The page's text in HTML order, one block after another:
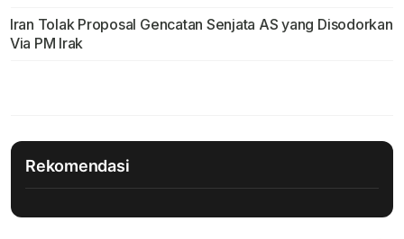
Iran Tolak Proposal Gencatan Senjata AS yang Disodorkan
Via PM Irak
Rekomendasi